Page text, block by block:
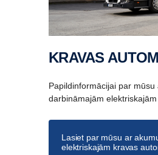
KRAVAS
Papildinformācijai par
darbināmajām
Lasiet par mūsu ar
elektriskajām kravas